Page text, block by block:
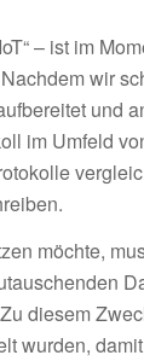
– ist im
wir
und
im Umfeld
möchte,
diesem
wurden,